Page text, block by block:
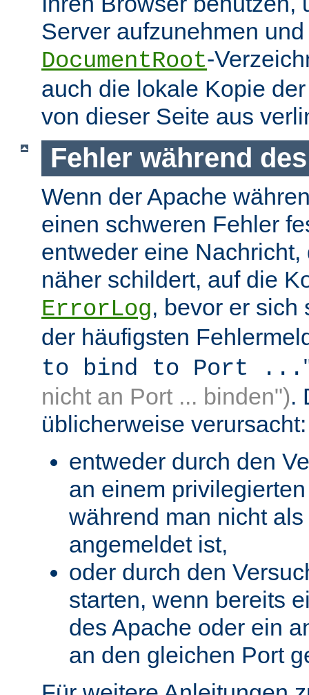
Server aufzunehmen
DocumentRoot-
auch die lokale Kopie
von dieser Seite aus
Fehler während
Wenn der Apache
einen schweren Fehler
entweder eine
näher schildert, auf die
ErrorLog, bevor er sich
der häufigsten
to bind to Port ...
nicht an Port ... binden").
üblicherweise verursacht:
entweder durch den
an einem
während man nicht
angemeldet ist,
oder durch den
starten, wenn bereits
des Apache oder ein
an den gleichen Port